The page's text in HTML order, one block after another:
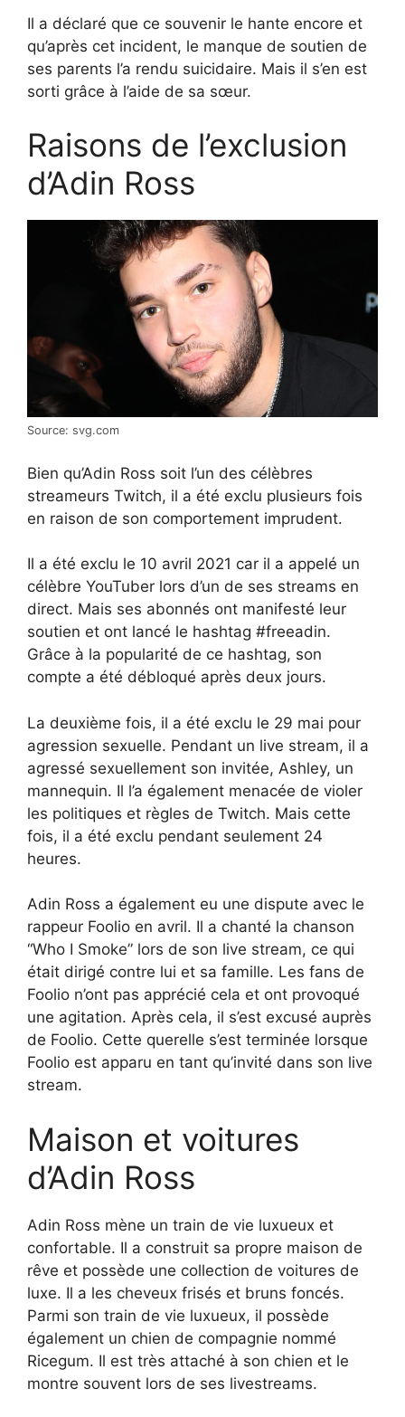
Il a déclaré que ce souvenir le hante encore et
qu’après cet incident, le manque de soutien de
ses parents l’a rendu suicidaire. Mais il s’en est
sorti grâce à l’aide de sa sœur.
Raisons de l’exclusion
d’Adin Ross
Source: svg.com
Bien qu’Adin Ross soit l’un des célèbres
streameurs Twitch, il a été exclu plusieurs fois
en raison de son comportement imprudent.
Il a été exclu le 10 avril 2021 car il a appelé un
célèbre YouTuber lors d’un de ses streams en
direct. Mais ses abonnés ont manifesté leur
soutien et ont lancé le hashtag #freeadin.
Grâce à la popularité de ce hashtag, son
compte a été débloqué après deux jours.
La deuxième fois, il a été exclu le 29 mai pour
agression sexuelle. Pendant un live stream, il a
agressé sexuellement son invitée, Ashley, un
mannequin. Il l’a également menacée de violer
les politiques et règles de Twitch. Mais cette
fois, il a été exclu pendant seulement 24
heures.
Adin Ross a également eu une dispute avec le
rappeur Foolio en avril. Il a chanté la chanson
“Who I Smoke” lors de son live stream, ce qui
était dirigé contre lui et sa famille. Les fans de
Foolio n’ont pas apprécié cela et ont provoqué
une agitation. Après cela, il s’est excusé auprès
de Foolio. Cette querelle s’est terminée lorsque
Foolio est apparu en tant qu’invité dans son live
stream.
Maison et voitures
d’Adin Ross
Adin Ross mène un train de vie luxueux et
confortable. Il a construit sa propre maison de
rêve et possède une collection de voitures de
luxe. Il a les cheveux frisés et bruns foncés.
Parmi son train de vie luxueux, il possède
également un chien de compagnie nommé
Ricegum. Il est très attaché à son chien et le
montre souvent lors de ses livestreams.